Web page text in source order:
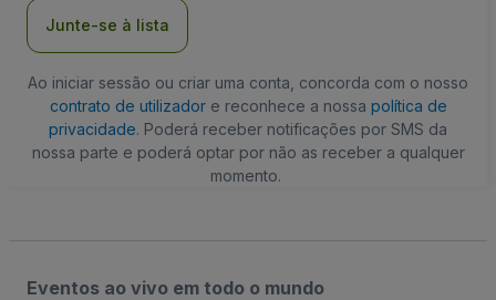
Junte-se à lista
Ao iniciar sessão ou criar uma conta, concorda com o nosso
contrato de utilizadore reconhece a nossa política de
privacidade. Poderá receber notificações por SMS da
nossa parte e poderá optar por não as receber a qualquer
momento.
Eventos ao vivo em todo o mundo